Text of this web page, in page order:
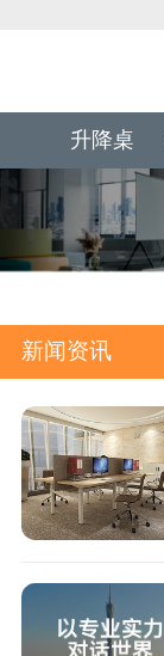
升降桌
新闻资讯